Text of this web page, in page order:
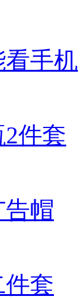
手机
件套
帽
套